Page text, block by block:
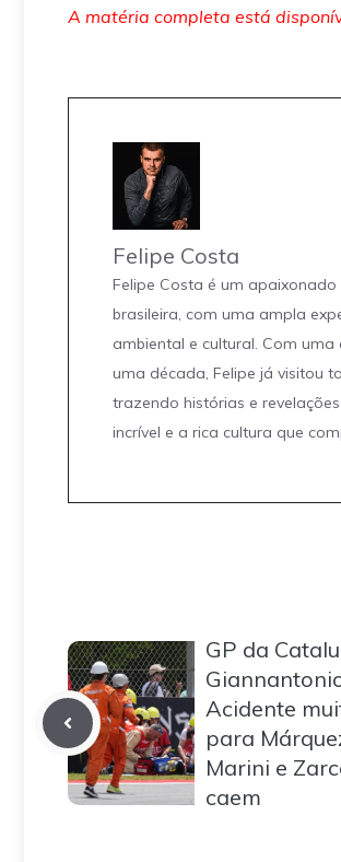
A matéria completa está
Felipe Costa
Felipe Costa é um
brasileira, com uma ampla
ambiental e cultural. Com
uma década, Felipe já visitou
trazendo histórias e
incrível e a rica cultura que
GP da
Acidente
para
Marini e
caem